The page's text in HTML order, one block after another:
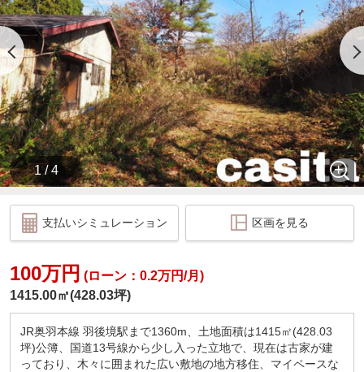
1 / 4
支払いシミュレーション 区画を見る
100万円 (ローン：0.2万円/月)
1415.00㎡(428.03坪)
JR奥羽本線 羽後境駅まで1360m、土地面積は1415㎡(428.03
坪)公簿、国道13号線から少し入った立地で、現在は古家が建
っており、木々に囲まれた広い敷地の地方移住、マイペースな